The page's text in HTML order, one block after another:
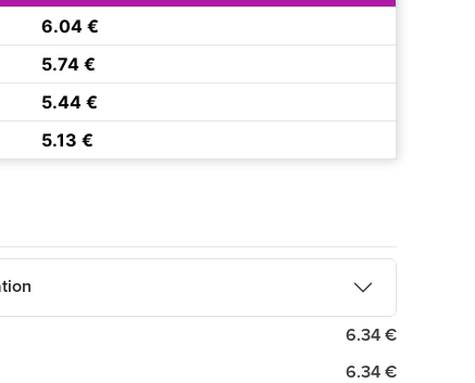
6.04 €
5.74 €
5.44 €
5.13 €
6.34 €
6.34 €